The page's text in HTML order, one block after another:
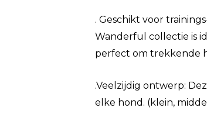
. Geschikt voor
Wanderful collectie is
perfect om trekkende
.Veelzijdig ontwerp:
elke hond. (klein,